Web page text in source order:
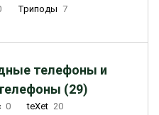
Триподы 7
телефоны и
(29)
0 teXet 20